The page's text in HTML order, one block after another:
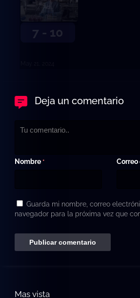
7 - 10
Adiós.
Deja un comentario
Nombre *
Guarda mi nombre, correo
navegador para la próxima vez que
Mas vista